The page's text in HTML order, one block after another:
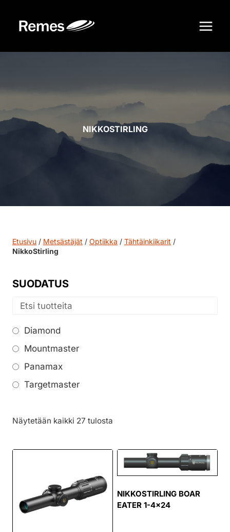
sisältöön
NIKKOSTIRLING
Näytetään kaikki 27 tulosta
NIKKOSTIRLING BOAR
EATER 1-4×24
Etusivu / Metsästäjät / Optiikka / Tähtäinkiikarit /
NikkoStirling
SUODATUS
Diamond
Mountmaster
Panamax
Targetmaster